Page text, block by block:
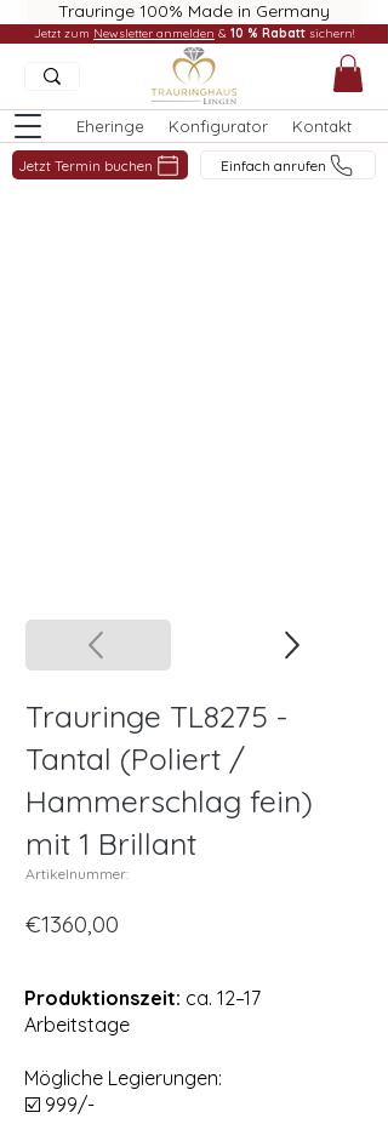
Trauringe 100% Made in Germany
Eheringe Konfigurator Kontakt
Jetzt Termin buchen Einfach anrufen
Jetzt zum Newsletter anmelden & 10 % Rabatt sichern!
Trauringe TL8275 -
Tantal (Poliert /
Hammerschlag fein)
mit 1 Brillant
Artikelnummer:
€1360,00
Produktionszeit: ca. 12–17
Arbeitstage
Mögliche Legierungen:
☑️ 999/-